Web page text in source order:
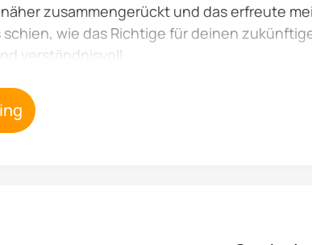
zusammengerückt und das erfreute
wie das Richtige für deinen
verständnisvoll.